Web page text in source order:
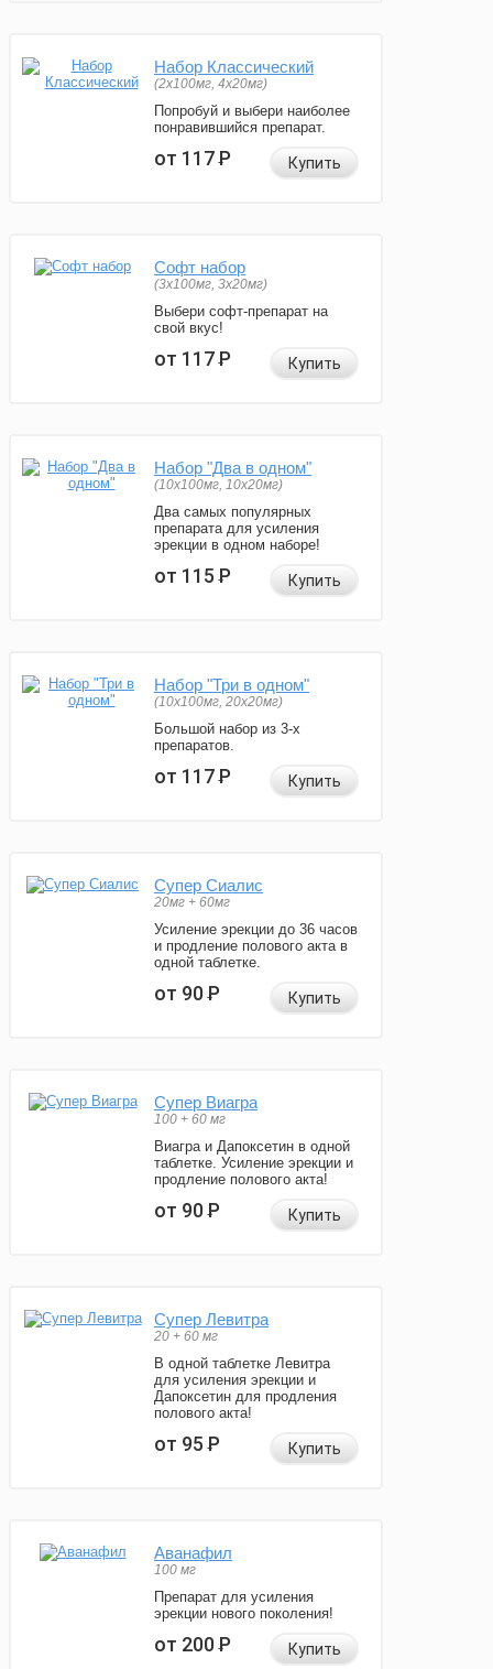
Набор Классический
(2x100мг, 4x20мг)
Попробуй и выбери наиболее
понравившийся препарат.
от 117Р Купить
Софт набор
(3x100мг, 3x20мг)
Выбери софт-препарат на
свой вкус!
от 117Р Купить
Набор "Два в одном"
(10x100мг, 10x20мг)
Два самых популярных
препарата для усиления
эрекции в одном наборе!
от 115Р Купить
Набор "Три в одном"
(10x100мг, 20x20мг)
Большой набор из 3-х
препаратов.
от 117Р Купить
Супер Сиалис
20мг + 60мг
Усиление эрекции до 36 часов
и продление полового акта в
одной таблетке.
от 90Р Купить
Супер Виагра
100 + 60 мг
Виагра и Дапоксетин в одной
таблетке. Усиление эрекции и
продление полового акта!
от 90Р Купить
Супер Левитра
20 + 60 мг
В одной таблетке Левитра
для усиления эрекции и
Дапоксетин для продления
полового акта!
от 95Р Купить
Аванафил
100 мг
Препарат для усиления
эрекции нового поколения!
от 200Р Купить